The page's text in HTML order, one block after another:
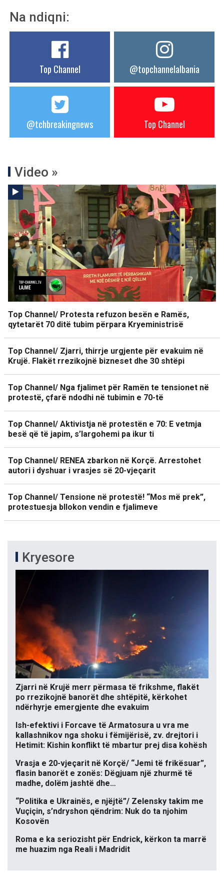
Na ndiqni:
Top Channel @topchannelalbania
@tchbreakingnews Top Channel
Video »
Top Channel/ Protesta refuzon besën e Ramës,
qytetarët 70 ditë tubim përpara Kryeministrisë
Top Channel/ Zjarri, thirrje urgjente për evakuim në
Krujë. Flakët rrezikojnë bizneset dhe 30 shtëpi
Top Channel/ Nga fjalimet për Ramën te tensionet në
protestë, çfarë ndodhi në tubimin e 70-të
Top Channel/ Aktivistja në protestën e 70: E vetmja
besë që të japim, s’largohemi pa ikur ti
Top Channel/ RENEA zbarkon në Korçë. Arrestohet
autori i dyshuar i vrasjes së 20-vjeçarit
Top Channel/ Tensione në protestë! “Mos më prek”,
protestuesja bllokon vendin e fjalimeve
Kryesore
Zjarri në Krujë merr përmasa të frikshme, flakët
po rrezikojnë banorët dhe shtëpitë, kërkohet
ndërhyrje emergjente dhe evakuim
Ish-efektivi i Forcave të Armatosura u vra me
kallashnikov nga shoku i fëmijërisë, zv. drejtori i
Hetimit: Kishin konflikt të mbartur prej disa kohësh
Vrasja e 20-vjeçarit në Korçë/ “Jemi të frikësuar”,
flasin banorët e zonës: Dëgjuam një zhurmë të
madhe, dolëm jashtë dhe…
“Politika e Ukrainës, e njëjtë”/ Zelensky takim me
Vuçiçin, s’ndryshon qëndrim: Nuk do ta njohim
Kosovën
Roma e ka seriozisht për Endrick, kërkon ta marrë
me huazim nga Reali i Madridit